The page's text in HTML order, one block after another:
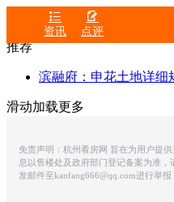

资讯

点评
推荐
滨融府：申花土地详细
滑动加载更多
免责声明：杭州看房网 旨在为用户提
息以售楼处及政府部门登记备案为准
发邮件至kanfang666@qq.com进行举报